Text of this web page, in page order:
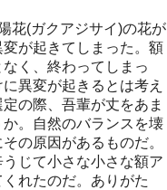
花(ガクアジサイ)の花が
が起きてしまった。額
く、終わってしまっ
異変が起きるとは考え
の際、吾輩が丈をあま
。自然のバランスを壊
の原因があるものだ。
じて小さな小さな額ア
れたのだ。ありがた